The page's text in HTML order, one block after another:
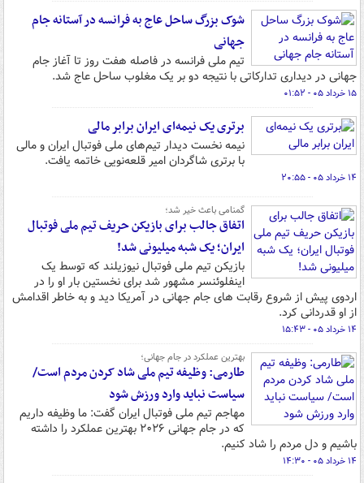
شوک بزرگ ساحل عاج به فرانسه در آستانه جام
جهانی
‫تیم ملی فرانسه در فاصله هفت روز تا آغاز جام
جهانی در دیداری تدارکاتی با نتیجه دو بر یک مغلوب ساحل عاج شد.
۱۵ خرداد ۰۵ - ۰۱:۵۲
برتری یک نیمه‌ای ایران برابر مالی
نیمه نخست دیدار تیم‌های ملی فوتبال ایران و مالی
با برتری شاگردان امیر قلعه‌نویی خاتمه یافت.
۱۴ خرداد ۰۵ - ۲۰:۵۵
گمنامی باعث خیر شد؛
اتفاق جالب برای بازیکن حریف تیم ملی فوتبال
ایران؛ یک شبه میلیونی شد!
بازیکن تیم ملی فوتبال نیوزیلند که توسط یک
اینفلوئنسر مشهور شد برای نخستین بار او را در
اردوی پیش از شروع رقابت های جام جهانی در آمریکا دید و به خاطر اقدامش
از او قدردانی کرد.
۱۴ خرداد ۰۵ - ۱۵:۴۳
بهترین عملکرد در جام جهانی؛
طارمی: وظیفه تیم ملی شاد کردن مردم است/
سیاست نباید وارد ورزش شود
مهاجم تیم ملی فوتبال ایران گفت: ما وظیفه داریم
که در جام جهانی ۲۰۲۶ بهترین عملکرد را داشته
باشیم و دل مردم را شاد کنیم.
۱۴ خرداد ۰۵ - ۱۴:۳۰